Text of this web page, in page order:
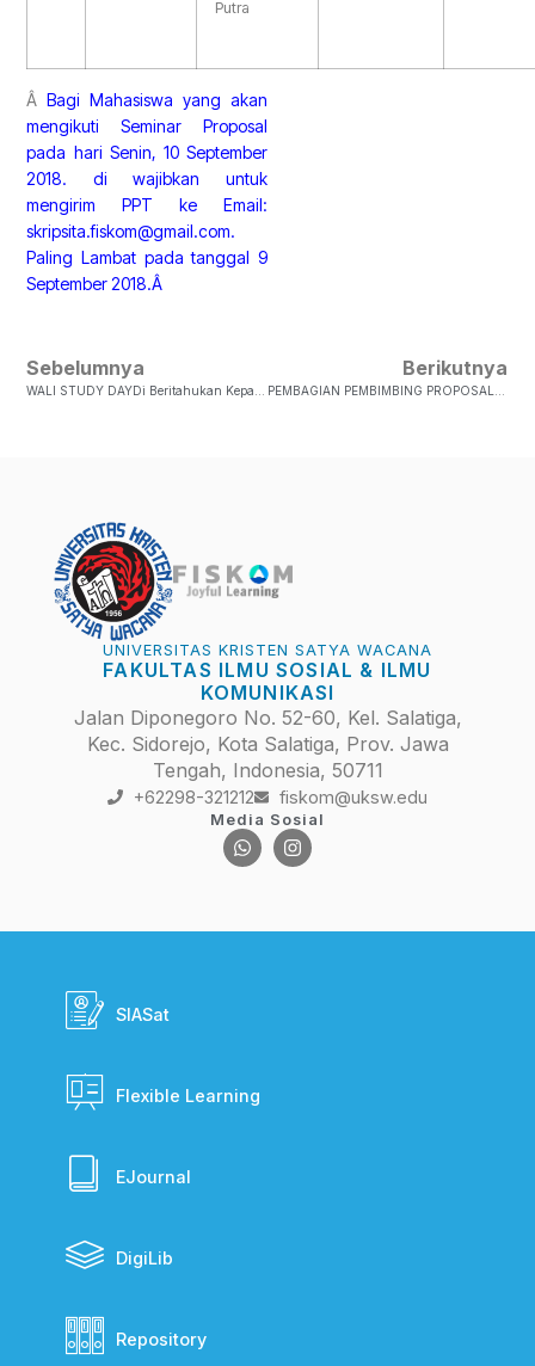
Putra
ÂBagi Mahasiswa yang akan
mengikuti Seminar Proposal
pada hari Senin, 10 September
2018. di wajibkan untuk
mengirim PPT ke Email:
skripsita.fiskom@gmail.com.
Paling Lambat pada tanggal 9
September 2018.Â
Sebelumnya Berikutnya
UNIVERSITAS KRISTEN SATYA WACANA
FAKULTAS ILMU SOSIAL & ILMU
KOMUNIKASI
Jalan Diponegoro No. 52-60, Kel. Salatiga,
Kec. Sidorejo, Kota Salatiga, Prov. Jawa
Tengah, Indonesia, 50711
+62298-321212 fiskom@uksw.edu
Media Sosial
SIASat
Flexible Learning
EJournal
DigiLib
Repository